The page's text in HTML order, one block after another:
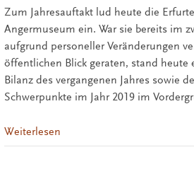
Zum Jahresauftakt lud heute die
Angermuseum ein. War sie bereits im
aufgrund personeller Veränderungen
öffentlichen Blick geraten, stand heute
Bilanz des vergangenen Jahres sowie
Schwerpunkte im Jahr 2019 im
Weiterlesen